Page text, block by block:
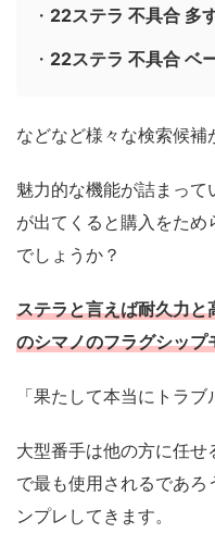
・ 22ステラ 不具合 多
・ 22ステラ 不具合 ベ
などなど様々な検索候補
魅力的な機能が詰まっ
が出てくると購入をた
でしょうか？
ステラと言えば耐久力
のシマノのフラグシップ
「果たして本当にトラブ
大型番手は他の方に任せ
で最も使用されるであ
ンプレしてきます。